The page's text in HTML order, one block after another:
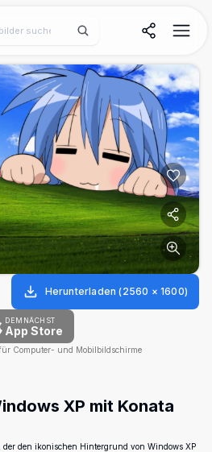
Herunterladen (2560 × 1600)
DEMNÄCHST
App Store
Computer- und Mobilbildschirme
XP mit Konata
der den ikonischen Hintergrund von Windows XP